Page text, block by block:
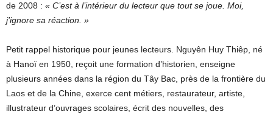
de 2008 : « C’est à l’intérieur du lecteur que tout se joue. Moi,
j’ignore sa réaction. »
Petit rappel historique pour jeunes lecteurs. Nguyên Huy Thiêp, né
à Hanoï en 1950, reçoit une formation d’historien, enseigne
plusieurs années dans la région du Tây Bac, près de la frontière du
Laos et de la Chine, exerce cent métiers, restaurateur, artiste,
illustrateur d’ouvrages scolaires, écrit des nouvelles, des